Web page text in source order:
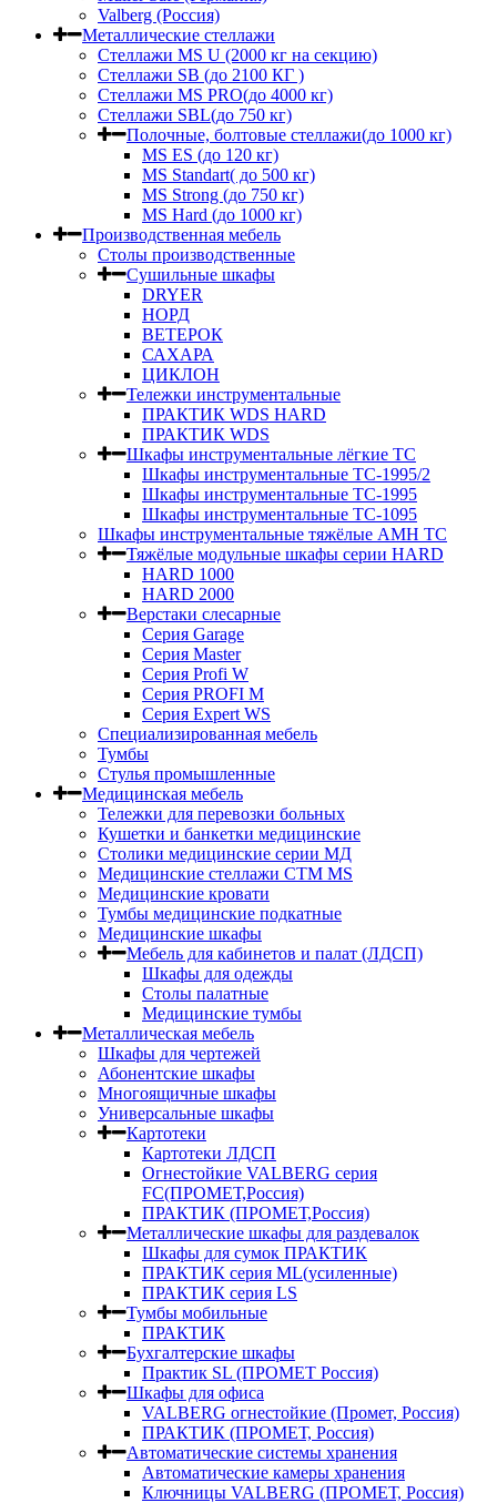
Valberg (Россия)
Металлические стеллажи
Стеллажи MS U (2000 кг на секцию)
Стеллажи SB (до 2100 КГ )
Стеллажи MS PRO(до 4000 кг)
Стеллажи SBL(до 750 кг)
Полочные, болтовые стеллажи(до 1000 кг)
MS ES (до 120 кг)
MS Standart( до 500 кг)
MS Strong (до 750 кг)
MS Hard (до 1000 кг)
Производственная мебель
Столы производственные
Сушильные шкафы
DRYER
НОРД
ВЕТЕРОК
САХАРА
ЦИКЛОН
Тележки инструментальные
ПРАКТИК WDS HARD
ПРАКТИК WDS
Шкафы инструментальные лёгкие ТС
Шкафы инструментальные ТС-1995/2
Шкафы инструментальные TC-1995
Шкафы инструментальные TC-1095
Шкафы инструментальные тяжёлые AMH TC
Тяжёлые модульные шкафы серии HARD
HARD 1000
HARD 2000
Верстаки слесарные
Серия Garage
Серия Master
Серия Profi W
Серия PROFI M
Серия Expert WS
Специализированная мебель
Тумбы
Стулья промышленные
Медицинская мебель
Тележки для перевозки больных
Кушетки и банкетки медицинские
Столики медицинские серии МД
Медицинские стеллажи СТМ MS
Медицинские кровати
Тумбы медицинские подкатные
Медицинские шкафы
Мебель для кабинетов и палат (ЛДСП)
Шкафы для одежды
Столы палатные
Медицинские тумбы
Металлическая мебель
Шкафы для чертежей
Абонентские шкафы
Многоящичные шкафы
Универсальные шкафы
Картотеки
Картотеки ЛДСП
Огнестойкие VALBERG серия
FC(ПРОМЕТ,Россия)
ПРАКТИК (ПРОМЕТ,Россия)
Металлические шкафы для раздевалок
Шкафы для сумок ПРАКТИК
ПРАКТИК серия ML(усиленные)
ПРАКТИК серия LS
Тумбы мобильные
ПРАКТИК
Бухгалтерские шкафы
Практик SL (ПРОМЕТ Россия)
Шкафы для офиса
VALBERG огнестойкие (Промет, Россия)
ПРАКТИК (ПРОМЕТ, Россия)
Автоматические системы хранения
Автоматические камеры хранения
Ключницы VALBERG (ПРОМЕТ, Россия)